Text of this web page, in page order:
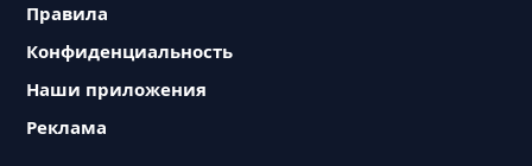
Правила
Конфиденциальность
Наши приложения
Реклама